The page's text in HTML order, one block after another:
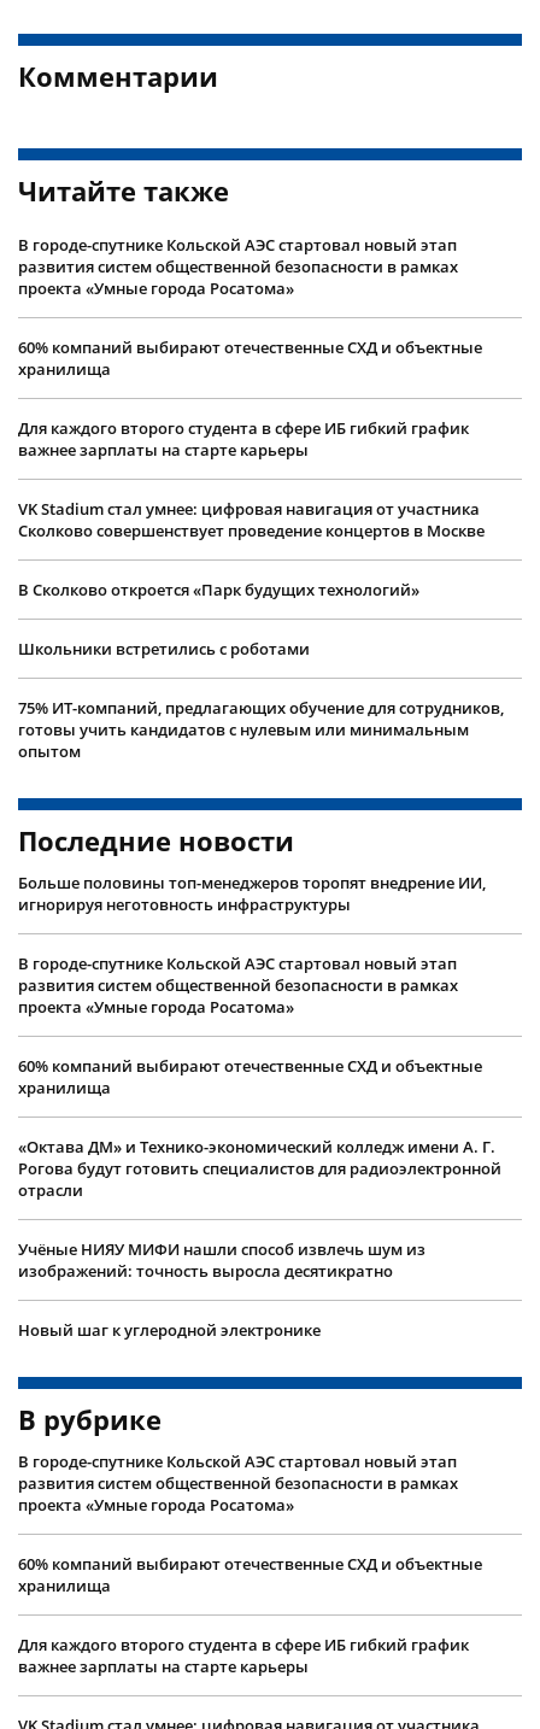
Комментарии
Читайте также
В городе-спутнике Кольской АЭС стартовал новый этап
развития систем общественной безопасности в рамках
проекта «Умные города Росатома»
60% компаний выбирают отечественные СХД и объектные
хранилища
Для каждого второго студента в сфере ИБ гибкий график
важнее зарплаты на старте карьеры
VK Stadium стал умнее: цифровая навигация от участника
Сколково совершенствует проведение концертов в Москве
В Сколково откроется «Парк будущих технологий»
Школьники встретились с роботами
75% ИТ-компаний, предлагающих обучение для сотрудников,
готовы учить кандидатов с нулевым или минимальным
опытом
Последние новости
Больше половины топ-менеджеров торопят внедрение ИИ,
игнорируя неготовность инфраструктуры
В городе-спутнике Кольской АЭС стартовал новый этап
развития систем общественной безопасности в рамках
проекта «Умные города Росатома»
60% компаний выбирают отечественные СХД и объектные
хранилища
«Октава ДМ» и Технико-экономический колледж имени А. Г.
Рогова будут готовить специалистов для радиоэлектронной
отрасли
Учëные НИЯУ МИФИ нашли способ извлечь шум из
изображений: точность выросла десятикратно
Новый шаг к углеродной электронике
В рубрике
В городе-спутнике Кольской АЭС стартовал новый этап
развития систем общественной безопасности в рамках
проекта «Умные города Росатома»
60% компаний выбирают отечественные СХД и объектные
хранилища
Для каждого второго студента в сфере ИБ гибкий график
важнее зарплаты на старте карьеры